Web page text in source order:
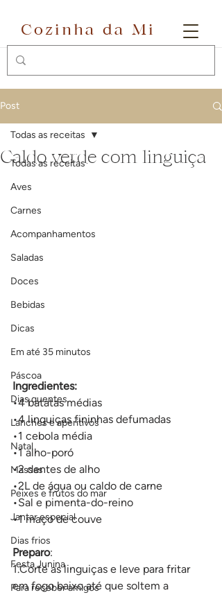
Cozinha da Mi
Post
Todas as receitas
Aves
Carnes
Acompanhamentos
Saladas
Doces
Bebidas
Dicas
Em até 35 minutos
Páscoa
Dias quentes
Lanches e aperitivos
Natal
Massas
Peixes e frutos do mar
Jantar especial
Dias frios
Festa Junina
Para receber amigos
Todas as receitas
Caldo verde com linguiça
Ingredientes:
•4 batatas médias
•4 linguiças fininhas defumadas
•1 cebola média
•1 alho-poró
•2 dentes de alho
•2L de água ou caldo de carne
•Sal e pimenta-do-reino
•1 maço de couve
Preparo:
1.Corte as linguiças e leve para fritar
em fogo baixo até que soltem a